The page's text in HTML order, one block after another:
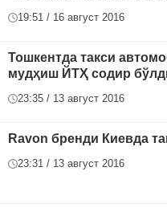
19:51 / 16 август 2016
Тошкентда такси
мудҳиш ЙТҲ содир
23:35 / 13 август 2016
Ravon бренди Киевда
23:31 / 13 август 2016